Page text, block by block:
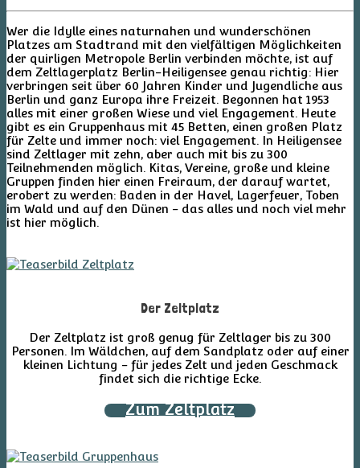
Wer die Idylle eines naturnahen und wunderschönen
Platzes am Stadtrand mit den vielfältigen Möglichkeiten
der quirligen Metropole Berlin verbinden möchte, ist auf
dem Zeltlagerplatz Berlin-Heiligensee genau richtig: Hier
verbringen seit über 60 Jahren Kinder und Jugendliche aus
Berlin und ganz Europa ihre Freizeit. Begonnen hat 1953
alles mit einer großen Wiese und viel Engagement. Heute
gibt es ein Gruppenhaus mit 45 Betten, einen großen Platz
für Zelte und immer noch: viel Engagement. In Heiligensee
sind Zeltlager mit zehn, aber auch mit bis zu 300
Teilnehmenden möglich. Kitas, Vereine, große und kleine
Gruppen finden hier einen Freiraum, der darauf wartet,
erobert zu werden: Baden in der Havel, Lagerfeuer, Toben
im Wald und auf den Dünen - das alles und noch viel mehr
ist hier möglich.
Der Zeltplatz
Der Zeltplatz ist groß genug für Zeltlager bis zu 300
Personen. Im Wäldchen, auf dem Sandplatz oder auf einer
kleinen Lichtung - für jedes Zelt und jeden Geschmack
findet sich die richtige Ecke.
Zum Zeltplatz